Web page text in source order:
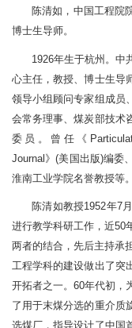
陈清如，中国工程院
博士生导师。
1926年生于杭州。中
心主任，教授、博士生导
领导小组顾问专家组成员
会常务理事、煤炭部技术
委员。曾任《
Journal》(美国出版)编委
淮南工业学院名誉教授等。
陈清如教授1952年7
进行教学科研工作，近50
两者的结合，先后主持承
工程学科的建设做出了突
开拓者之一。60年代初，
了用于末煤分选的重介质